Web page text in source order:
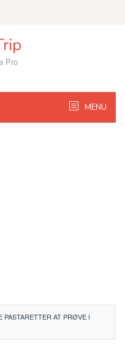
Pro
MENU
PASTARETTER AT PRØVE I